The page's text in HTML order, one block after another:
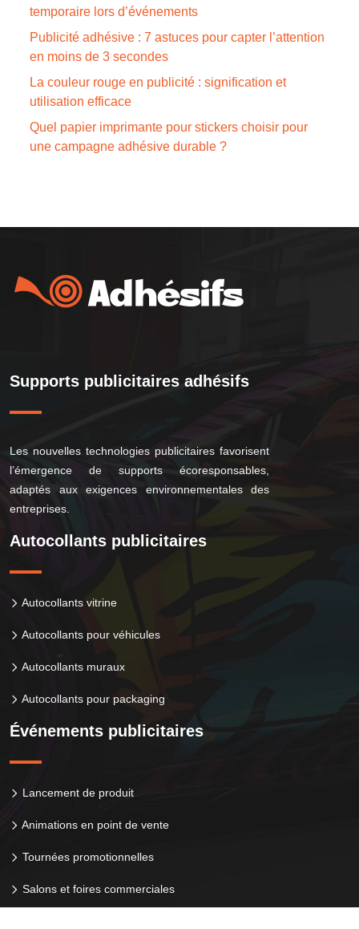
temporaire lors d’événements
Publicité adhésive : 7 astuces pour capter l’attention
en moins de 3 secondes
La couleur rouge en publicité : signification et
utilisation efficace
Quel papier imprimante pour stickers choisir pour
une campagne adhésive durable ?
Supports publicitaires adhésifs
Les nouvelles technologies publicitaires favorisent
l’émergence de supports écoresponsables,
adaptés aux exigences environnementales des
entreprises.
Autocollants publicitaires
Autocollants vitrine
Autocollants pour véhicules
Autocollants muraux
Autocollants pour packaging
Événements publicitaires
Lancement de produit
Animations en point de vente
Tournées promotionnelles
Salons et foires commerciales